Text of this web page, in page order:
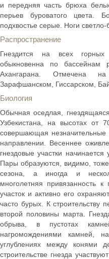
и передняя часть брюха
перьев буроватого цвета.
подхвостье серые. Ноги светло-
Распространение
Гнездится на всех горных
обыкновенна по бассейнам
Ахангарана. Отмечена на
Зарафшанском, Гиссарском,
Биология
Обычная оседлая,
Узбекистана, на высотах от
совершающая незначительные
направлении. Весеннее
гнездовые участки
Пары образуются, видимо,
сезона, а иногда и
многолетняя привязанность
участок и активно его
часто бурых. К строительству
второй половины марта.
обрыва, в пустотах
нагромождениями камней,
углублениях между конями
строительстве гнезда